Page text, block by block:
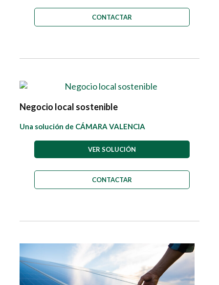
CONTACTAR
Negocio local sostenible
Una solución de CÁMARA VALENCIA
VER SOLUCIÓN
CONTACTAR